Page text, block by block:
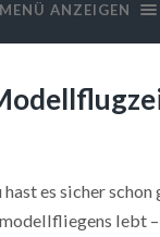
MENÜ ANZEIGEN
es sicher schon
lebt